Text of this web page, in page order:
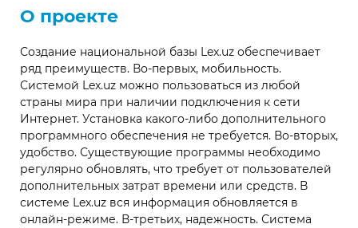
О проекте
Создание национальной базы Lex.uz обеспечивает
ряд преимуществ. Во-первых, мобильность.
Системой Lex.uz можно пользоваться из любой
страны мира при наличии подключения к сети
Интернет. Установка какого-либо дополнительного
программного обеспечения не требуется. Во-вторых,
удобство. Существующие программы необходимо
регулярно обновлять, что требует от пользователей
дополнительных затрат времени или средств. В
системе Lex.uz вся информация обновляется в
онлайн-режиме. В-третьих, надежность. Система